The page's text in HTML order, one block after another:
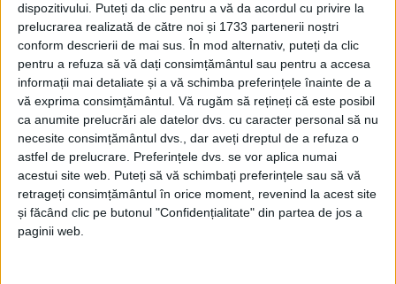
dispozitivului. Puteți da clic pentru a vă da acordul cu privire la
prelucrarea realizată de către noi și 1733 partenerii noștri
conform descrierii de mai sus. În mod alternativ, puteți da clic
pentru a refuza să vă dați consimțământul sau pentru a accesa
informații mai detaliate și a vă schimba preferințele înainte de a
vă exprima consimțământul. Vă rugăm să rețineți că este posibil
ca anumite prelucrări ale datelor dvs. cu caracter personal să nu
necesite consimțământul dvs., dar aveți dreptul de a refuza o
astfel de prelucrare. Preferințele dvs. se vor aplica numai
acestui site web. Puteți să vă schimbați preferințele sau să vă
retrageți consimțământul în orice moment, revenind la acest site
și făcând clic pe butonul "Confidențialitate" din partea de jos a
paginii web.
toate meciurile cu 1-0 și cu Schwaben – Germania, și
cu Mayenne – Franța, și cu Cernăuți – Ucraina. În
cea de-a doua zi a întrecerii, joi, 10 august, Suceava a
făcut 0-0 cu Mayenne și 1-1 cu Schwaben și Cernăuți.
Meciurile au avut cîte o repriză de 30 de minute.
Clasamentul final a fost următorul: Suceava,
Schwaben, Cernăuți, Mayenne. Tinerii fotbaliști
suceveni au fost însoțiți de antrenorul lor, Andrei
Ițco, de profesorul Aurel Constantin și de directorul
LPS, Ciprian Anton. Suceava a mai cîștigat turneul în
2011. Județul Suceava este înfrățit cu Schwaben,